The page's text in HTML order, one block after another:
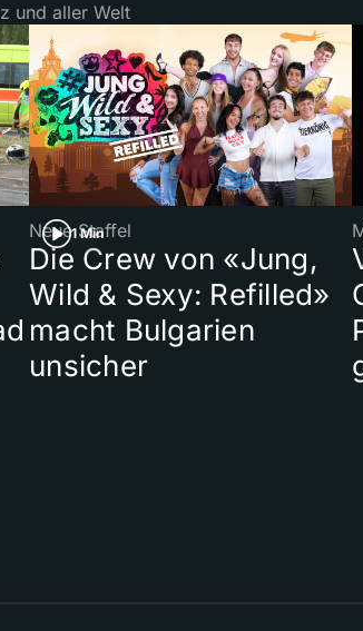
und aller Welt
1 Min
Neue Staffel
Die Crew von «Jung,
Wild & Sexy: Refilled»
macht Bulgarien
unsicher